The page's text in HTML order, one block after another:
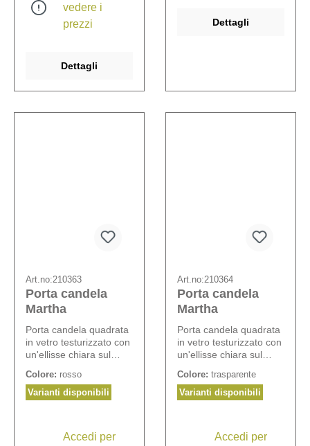
vedere i
prezzi
Dettagli
Dettagli
Art.no:210363
Porta candela
Martha
Porta candela quadrata
in vetro testurizzato con
un'ellisse chiara sul
coperchio color oro e
candela inclusa.
Ricarica N° 210258.
Colore: rosso
Varianti disponibili
Accedi per
Art.no:210364
Porta candela
Martha
Porta candela quadrata
in vetro testurizzato con
un'ellisse chiara sul
coperchio color oro e
candela inclusa.
Ricarica N° 210258.
Colore: trasparente
Varianti disponibili
Accedi per